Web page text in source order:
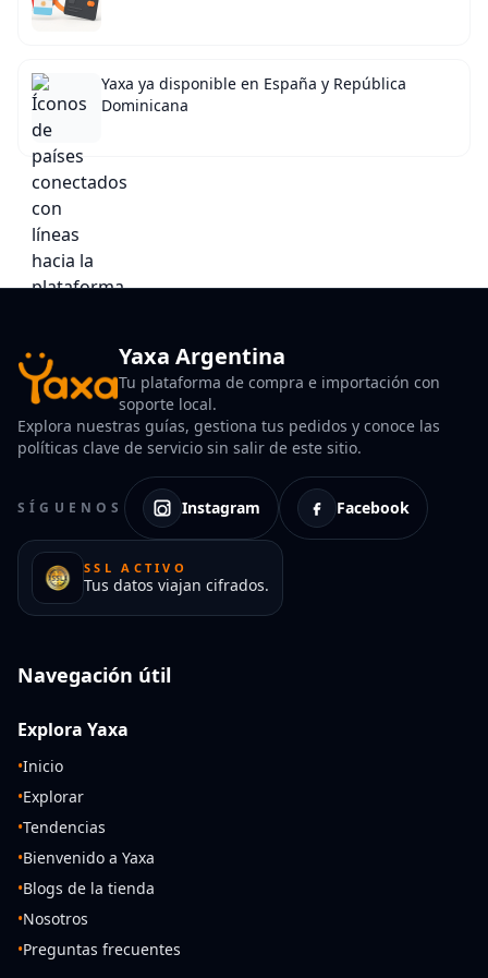
Yaxa ya disponible en España y República
Dominicana
Yaxa Argentina
Tu plataforma de compra e importación con
soporte local.
Explora nuestras guías, gestiona tus pedidos y conoce las
políticas clave de servicio sin salir de este sitio.
SÍGUENOS Instagram Facebook
SSL ACTIVO
Tus datos viajan cifrados.
Navegación útil
Explora Yaxa
•Inicio
•Explorar
•Tendencias
•Bienvenido a Yaxa
•Blogs de la tienda
•Nosotros
•Preguntas frecuentes